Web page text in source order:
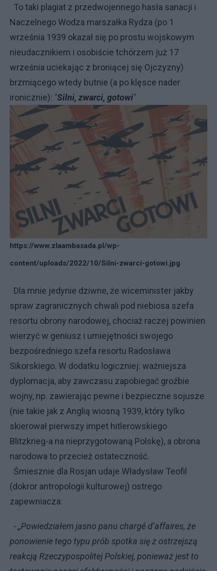
To taki plagiat z przedwojennego hasła sanacji i
Naczelnego Wodza marszałka Rydza (po 1
września 1939 okazał się po prostu wojskowym
nieudacznikiem i osobiście tchórzem już 17
września uciekając z broniącej się Ojczyzny)
brzmiącego wtedy butnie (a po klęsce nader
ironicznie): "Silni, zwarci, gotowi"
https://www.zlaambasada.pl/wp-
content/uploads/2022/10/Silni-zwarci-gotowi.jpg
Dla mnie jedynie dziwne, że wiceminister jakby
spraw zagranicznych chwali pod niebiosa szefa
resortu obrony narodowej, chociaż raczej powinien
wierzyć w geniusz i umiejętności swojego
bezpośredniego szefa resortu Radosława
Sikorskiego. W dodatku logiczniej: ważniejsza
dyplomacja, aby zawczasu zapobiegać groźbie
wojny, np. zawierając pewne i bezpieczne sojusze
(nie takie jak z Anglią wiosną 1939, który tylko
skierował pierwszy impet hitlerowskiego
Blitzkrieg-a na nieprzygotowaną Polskę), a obrona
narodowa to przecież ostateczność.
Śmiesznie dla Rosjan udaje Władysław Teofil
(dokror antropologii kulturowej) ostrego
zapewniacza:
- „Powiedziałem jasno panu chargé d’affaires, że
ponowienie tego typu prób spotka się z ostrzejszą
reakcją Rzeczypospolitej Polskiej, ponieważ jest to